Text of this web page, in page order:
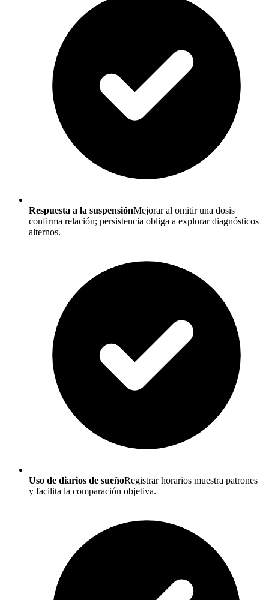
Respuesta a la suspensiónMejorar al omitir una dosis
confirma relación; persistencia obliga a explorar diagnósticos
alternos.
Uso de diarios de sueñoRegistrar horarios muestra patrones
y facilita la comparación objetiva.